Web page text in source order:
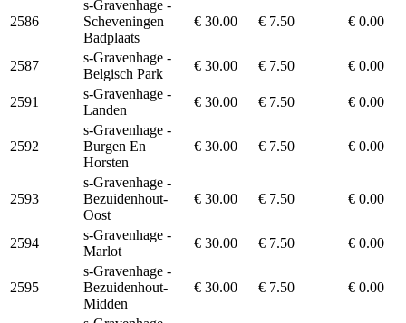
2586
s-Gravenhage -
Scheveningen
Badplaats
€ 30.00 € 7.50 € 0.00
2587
s-Gravenhage -
Belgisch Park
€ 30.00 € 7.50 € 0.00
2591
s-Gravenhage -
Landen
€ 30.00 € 7.50 € 0.00
2592
s-Gravenhage -
Burgen En
Horsten
€ 30.00 € 7.50 € 0.00
2593
s-Gravenhage -
Bezuidenhout-
Oost
€ 30.00 € 7.50 € 0.00
2594
s-Gravenhage -
Marlot
€ 30.00 € 7.50 € 0.00
2595
s-Gravenhage -
Bezuidenhout-
Midden
€ 30.00 € 7.50 € 0.00